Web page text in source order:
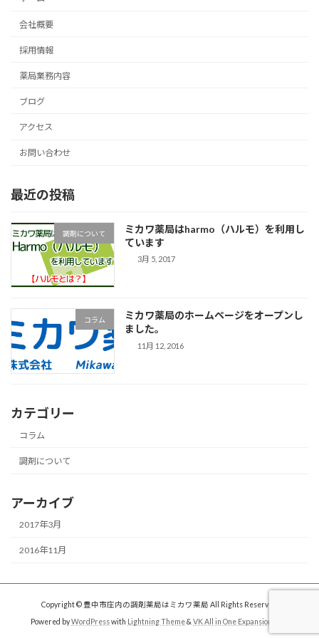
会社概要
採用情報
薬局業務内容
ブログ
アクセス
お問い合わせ
最近の投稿
調剤について
ミカワ薬局はharmo（ハルモ）を利用し
ています
3月 5, 2017
コラム
ミカワ薬局のホームページをオープンし
ました。
11月 12, 2016
カテゴリー
コラム
調剤について
アーカイブ
2017年3月
2016年11月
Copyright © 豊中市庄内の調剤薬局はミカワ薬局 All Rights Reserved.
Powered byWordPresswith Lightning Theme& VK All in One Expansion Unit